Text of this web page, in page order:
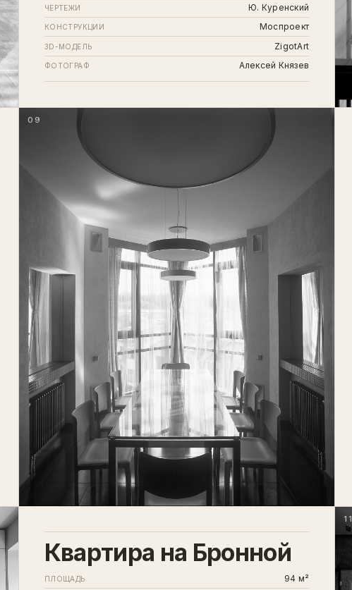
ЧЕРТЕЖИ Ю. Куренский
КОНСТРУКЦИИ Моспроект
3D-МОДЕЛЬ ZigotArt
ФОТОГРАФ Алексей Князев
09
Квартира на Бронной
ПЛОЩАДЬ 94 м²
11